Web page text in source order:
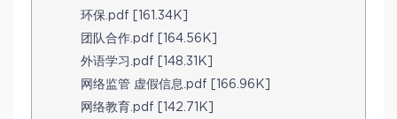
环保.pdf [161.34K]
团队合作.pdf [164.56K]
外语学习.pdf [148.31K]
网络监管 虚假信息.pdf [166.96K]
网络教育.pdf [142.71K]